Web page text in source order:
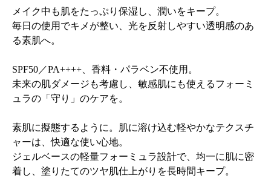
メイク中も肌をたっぷり保湿し、潤いをキープ。
毎日の使用でキメが整い、光を反射しやすい透明感のあ
る素肌へ。
SPF50／PA++++、香料・パラベン不使用。
未来の肌ダメージも考慮し、敏感肌にも使えるフォーミ
ュラの「守り」のケアを。
素肌に擬態するように。肌に溶け込む軽やかなテクスチ
ャーは、快適な使い心地。
ジェルベースの軽量フォーミュラ設計で、均一に肌に密
着し、塗りたてのツヤ肌仕上がりを長時間キープ。